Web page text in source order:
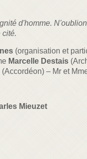
d'homme.
cité.
(organisation et
Marcelle Destais
(Accordéon) – Mr et
Mieuzet